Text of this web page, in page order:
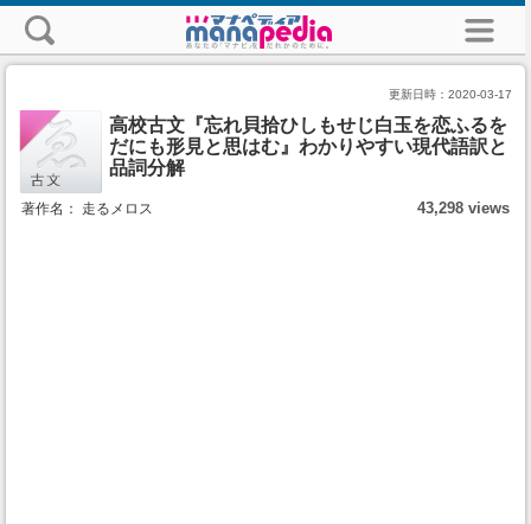
更新日時： 2020-03-17
高校古文『忘れ貝拾ひしもせじ白玉を恋ふるを
だにも形見と思はむ』わかりやすい現代語訳と
品詞分解
著作名： 走るメロス 43,298 views